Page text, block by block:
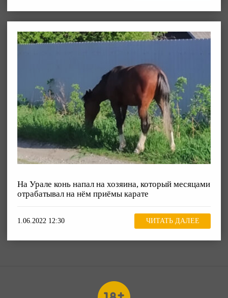
На Урале конь напал на хозяина, который месяцами
отрабатывал на нём приёмы карате
1.06.2022 12:30 ЧИТАТЬ ДАЛЕЕ